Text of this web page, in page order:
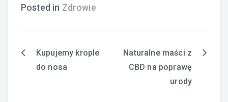
Posted in Zdrowie
Nawigacja
Kupujemy krople
do nosa
Naturalne maści z
CBD na poprawę
urody